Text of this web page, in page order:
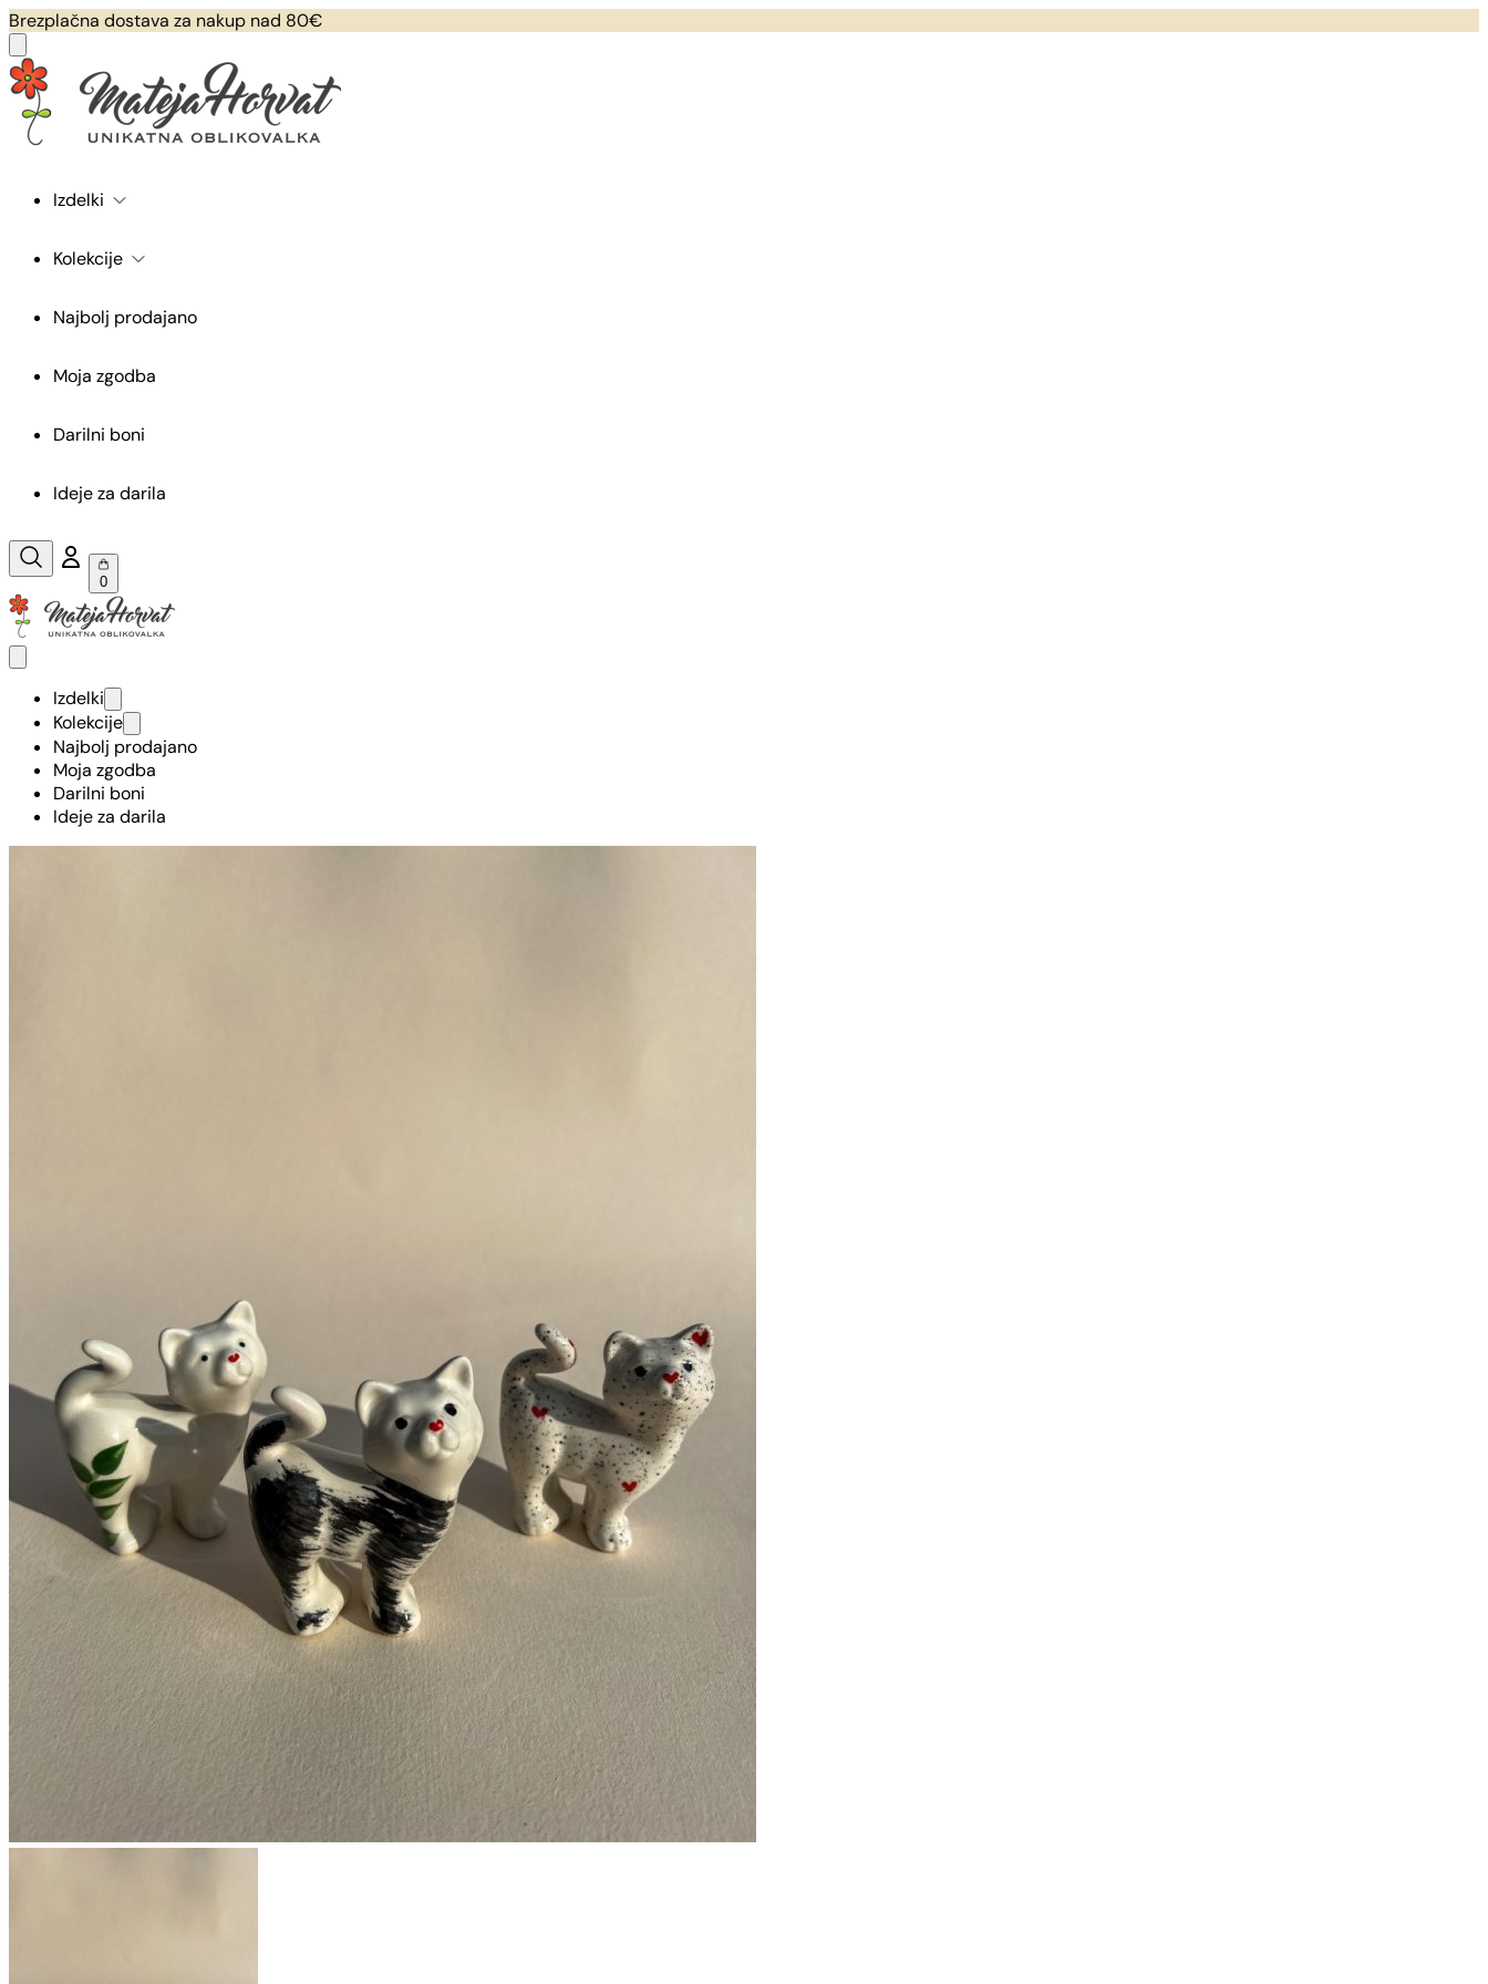
Brezplačna dostava za nakup nad 80€
Izdelki
Kolekcije
Najbolj prodajano
Moja zgodba
Darilni boni
Ideje za darila
0
Izdelki
Kolekcije
Najbolj prodajano
Moja zgodba
Darilni boni
Ideje za darila